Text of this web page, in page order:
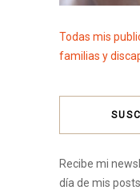
Todas mis
familias y
Recibe mi
día de mis